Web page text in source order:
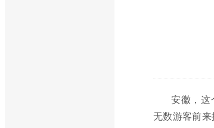
安徽，
无数游客前